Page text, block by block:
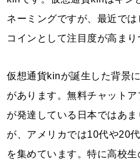
ネーミングですが、最近で
コインとして注目度が高まり
仮想通貨kinが誕生した背景
があります。無料チャット
が発達している日本ではあ
が、アメリカでは10代や20
を集めています。特に高校